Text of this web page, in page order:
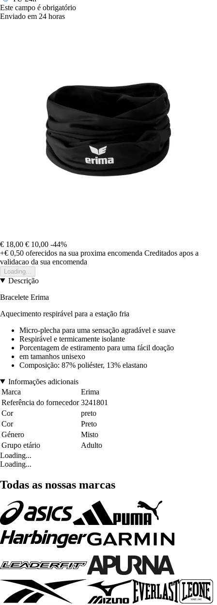
Este campo é obrigatório
Enviado em 24 horas
€ 18,00 € 10,00 -44%
+€ 0,50 oferecidos na sua proxima encomenda Creditados apos a
validacao da sua encomenda
Loading...
Descrição
Bracelete Erima
Aquecimento respirável para a estação fria
Micro-plecha para uma sensação agradável e suave
Respirável e termicamente isolante
Porcentagem de estiramento para uma fácil doação
em tamanhos unisexo
Composição: 87% poliéster, 13% elastano
Informações adicionais
Marca
Erima
Referência do fornecedor 3241801
Cor
preto
Cor
Preto
Género
Misto
Grupo etário
Adulto
Loading...
Loading...
Todas as nossas marcas